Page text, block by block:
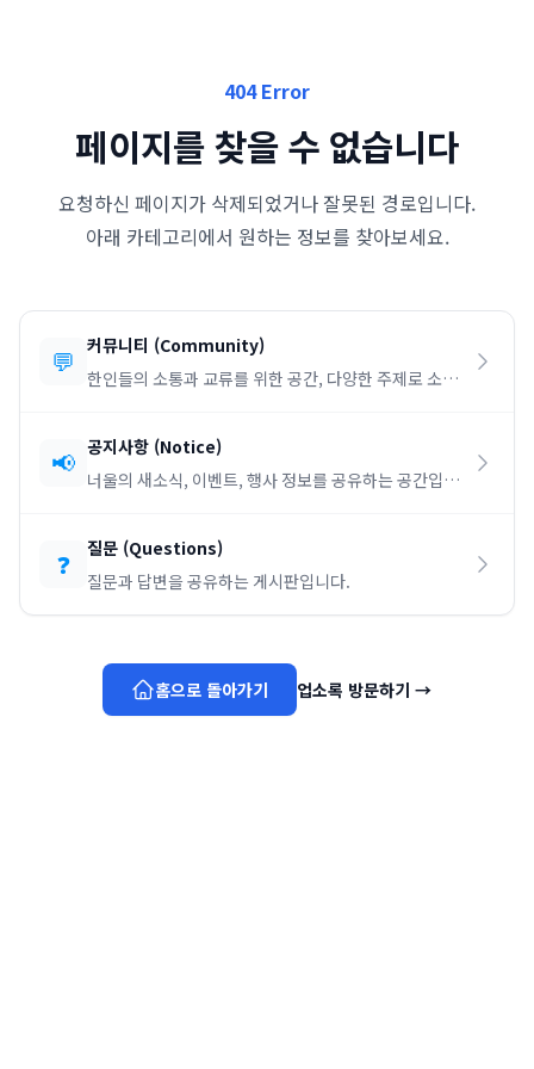
404 Error
페이지를 찾을 수 없습니다
요청하신 페이지가 삭제되었거나 잘못된 경로입니다.
아래 카테고리에서 원하는 정보를 찾아보세요.
💬 커뮤니티 (Community)
한인들의 소통과 교류를 위한 공간, 다양한 주제로 소통
📢 공지사항 (Notice)
너울의 새소식, 이벤트, 행사 정보를 공유하는 공간입니
❓ 질문 (Questions)
질문과 답변을 공유하는 게시판입니다.
홈으로 돌아가기 업소록 방문하기 →